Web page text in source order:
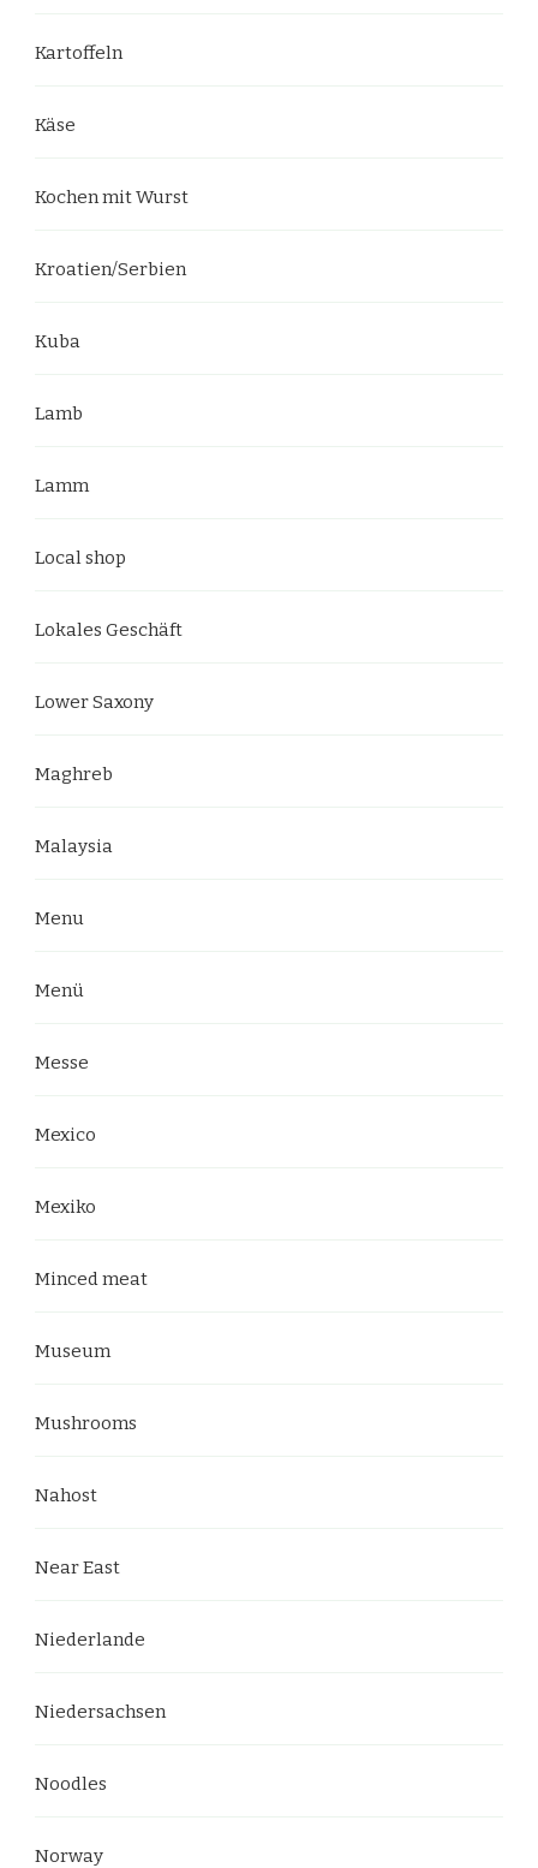
Kartoffeln
Käse
Kochen mit Wurst
Kroatien/Serbien
Kuba
Lamb
Lamm
Local shop
Lokales Geschäft
Lower Saxony
Maghreb
Malaysia
Menu
Menü
Messe
Mexico
Mexiko
Minced meat
Museum
Mushrooms
Nahost
Near East
Niederlande
Niedersachsen
Noodles
Norway